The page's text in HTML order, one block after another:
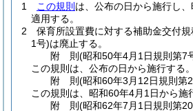
1
この規則 は、公布の日から施行し
適用する。
2
保育所設置費に対する補助金交付規
1号)は廃止する。
附 則(昭和50年4月1日規則第7
この規則は、公布の日から施行する。
附 則(昭和60年3月12日規則第
この規則は、昭和60年4月1日から施
附 則(昭和62年7月1日規則第